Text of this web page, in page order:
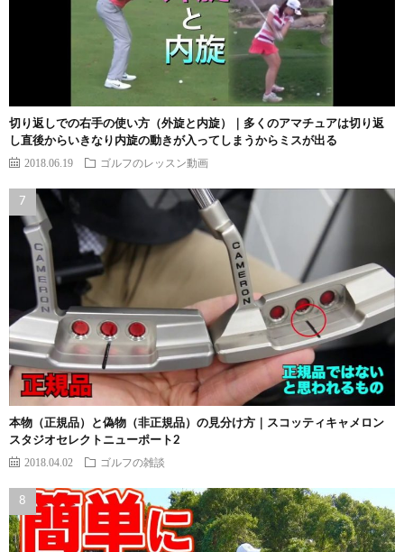
切り返しでの右手の使い方（外旋と内旋）｜多くのアマチュアは切り返
し直後からいきなり内旋の動きが入ってしまうからミスが出る
2018.06.19 ゴルフのレッスン動画
本物（正規品）と偽物（非正規品）の見分け方｜スコッティキャメロン
スタジオセレクトニューポート2
2018.04.02 ゴルフの雑談